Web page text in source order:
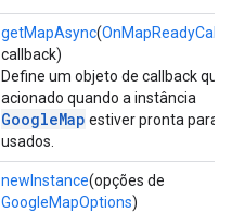
getMapAsync(
callback)
Define um objeto de callback que
acionado quando a instância
GoogleMap estiver pronta para
usados.
newInstance(opções de
GoogleMapOptions)